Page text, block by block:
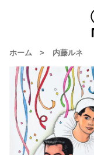
ホーム > 内藤ルネ